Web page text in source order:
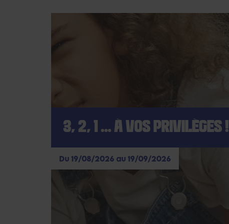
3, 2, 1 ... À VOS PRIVILÈGES !
Du 19/08/2026 au 19/09/2026